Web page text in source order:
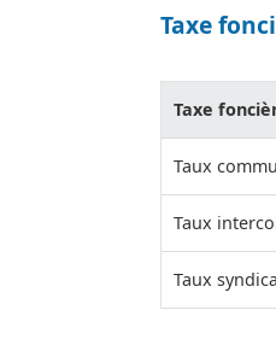
Taxe
Taxe
Taux
Taux
Taux